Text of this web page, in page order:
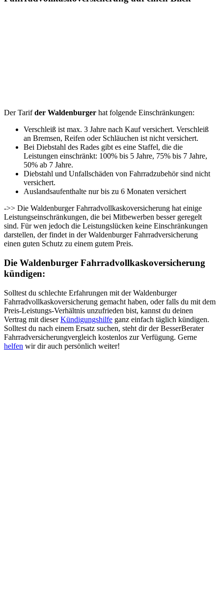
Der Tarifder Waldenburger hat folgende Einschränkungen:
Verschleiß ist max. 3 Jahre nach Kauf versichert. Verschleiß
an Bremsen, Reifen oder Schläuchen ist nicht versichert.
Bei Diebstahl des Rades gibt es eine Staffel, die die
Leistungen einschränkt: 100% bis 5 Jahre, 75% bis 7 Jahre,
50% ab 7 Jahre.
Diebstahl und Unfallschäden von Fahrradzubehör sind nicht
versichert.
Auslandsaufenthalte nur bis zu 6 Monaten versichert
->> Die Waldenburger Fahrradvollkaskoversicherung hat einige
Leistungseinschränkungen, die bei Mitbewerben besser geregelt
sind. Für wen jedoch die Leistungslücken keine Einschränkungen
darstellen, der findet in der Waldenburger Fahrradversicherung
einen guten Schutz zu einem gutem Preis.
Die Waldenburger Fahrradvollkaskoversicherung
kündigen:
Solltest du schlechte Erfahrungen mit der Waldenburger
Fahrradvollkaskoversicherung gemacht haben, oder falls du mit dem
Preis-Leistungs-Verhältnis unzufrieden bist, kannst du deinen
Vertrag mit dieserKündigungshilfe ganz einfach täglich kündigen.
Solltest du nach einem Ersatz suchen, steht dir der BesserBerater
Fahrradversicherungvergleich kostenlos zur Verfügung. Gerne
helfen wir dir auch persönlich weiter!